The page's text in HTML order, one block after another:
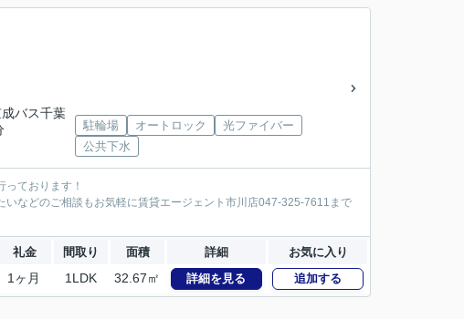
バス千葉
駐輪場 オートロック
光ファイバー
公共下水
ております！
などのご相談もお気軽に賃貸エージェント市川店047-325-7611まで
礼金 間取り 面積 詳細 お気に入り
1ヶ月 1LDK 32.67㎡ 詳細を見る 追加する